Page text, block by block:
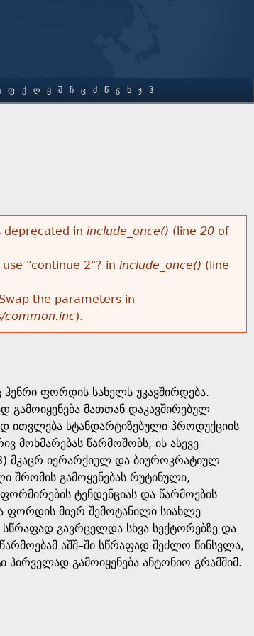
deprecated in include_once() (line 20of
"continue 2"? in include_once() (line
the parameters in
common.inc).
ფორდის სახელს უკავშირდება.
გამოიყენება მათთან დაკავშირებულ
ითვლება სტანდარტიზებული პროდუქციის
მოხმარებას წარმოშობს, ის ასევე
3) მკაცრ იერარქიულ და ბიუროკრატიულ
შრომის გამოყენებას რუტინული,
ტენდენციას და წარმოების
მიერ შემოტანილი სიახლე
სწრაფად გავრცელდა სხვა სექტორებზე და
აშშ–ში სწრაფად შეძლო წინსვლა,
გამოიყენება ანტონიო გრამშიმ.
Ფ Ქ Ღ Ყ Შ Ჩ Ც Ძ Წ Ჭ Ხ Ჯ Ჰ